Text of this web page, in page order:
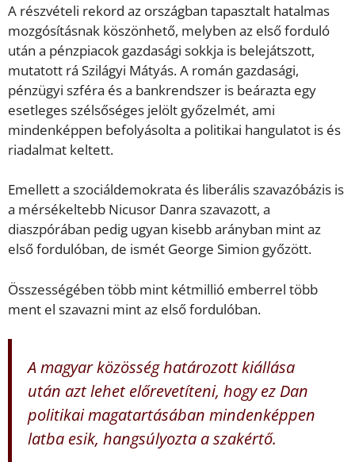
A részvételi rekord az országban tapasztalt hatalmas
mozgósításnak köszönhető, melyben az első forduló
után a pénzpiacok gazdasági sokkja is belejátszott,
mutatott rá Szilágyi Mátyás. A román gazdasági,
pénzügyi szféra és a bankrendszer is beárazta egy
esetleges szélsőséges jelölt győzelmét, ami
mindenképpen befolyásolta a politikai hangulatot is és
riadalmat keltett.
Emellett a szociáldemokrata és liberális szavazóbázis is
a mérsékeltebb Nicusor Danra szavazott, a
diaszpórában pedig ugyan kisebb arányban mint az
első fordulóban, de ismét George Simion győzött.
Összességében több mint kétmillió emberrel több
ment el szavazni mint az első fordulóban.
A magyar közösség határozott kiállása
után azt lehet előrevetíteni, hogy ez Dan
politikai magatartásában mindenképpen
latba esik, hangsúlyozta a szakértő.